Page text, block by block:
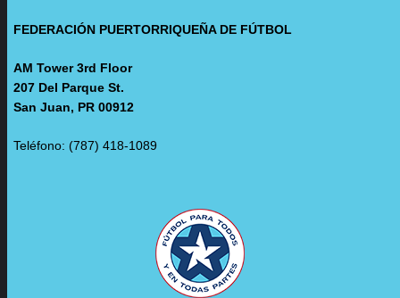
FEDERACIÓN PUERTORRIQUEÑA DE FÚTBOL
AM Tower 3rd Floor
207 Del Parque St.
San Juan, PR 00912
Teléfono: (787) 418-1089